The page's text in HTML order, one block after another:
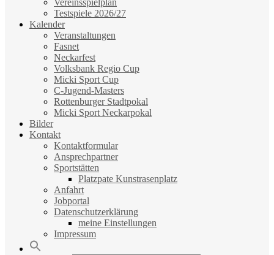
Testspiele 2026/27
Kalender
Veranstaltungen
Fasnet
Neckarfest
Volksbank Regio Cup
Micki Sport Cup
C-Jugend-Masters
Rottenburger Stadtpokal
Micki Sport Neckarpokal
Bilder
Kontakt
Kontaktformular
Ansprechpartner
Sportstätten
Platzpate Kunstrasenplatz
Anfahrt
Jobportal
Datenschutzerklärung
meine Einstellungen
Impressum